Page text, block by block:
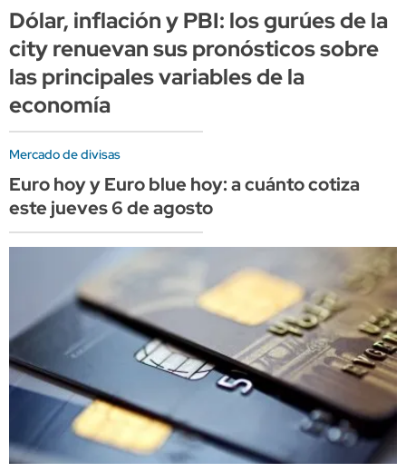
Dólar, inflación y PBI: los gurúes de la
city renuevan sus pronósticos sobre
las principales variables de la
economía
Mercado de divisas
Euro hoy y Euro blue hoy: a cuánto cotiza
este jueves 6 de agosto